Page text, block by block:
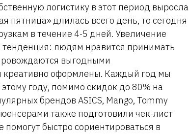
логистику в этот период выросла
пятница» длилась всего день, то сегодня
в течение 4-5 дней. Увеличение
людям нравится принимать
выгодными
оформлены. Каждый год мы
году, помимо скидок до 80% на
брендов ASICS, Mango, Tommy
также подготовили чек-лист
быстро сориентироваться в